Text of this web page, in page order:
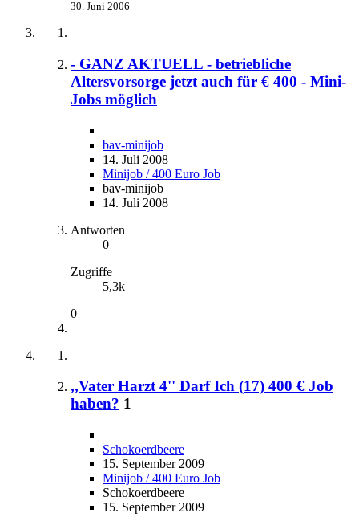
30. Juni 2006
- GANZ AKTUELL - betriebliche
Altersvorsorge jetzt auch für € 400 - Mini-
Jobs möglich
bav-minijob
14. Juli 2008
Minijob / 400 Euro Job
bav-minijob
14. Juli 2008
Antworten
0
Zugriffe
5,3k
0
,,Vater Harzt 4'' Darf Ich (17) 400 € Job
haben? 1
Schokoerdbeere
15. September 2009
Minijob / 400 Euro Job
Schokoerdbeere
15. September 2009